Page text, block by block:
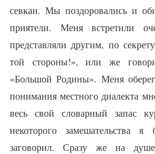
севкан. Мы по­здоровались и
приятели. Меня встретили
представляли другим, по
той стороны!», или же
«Большой Родины». Меня
понимания местного диалек­та
весь свой словарный запас
некоторого замешательства я
заговорил. Сразу же на